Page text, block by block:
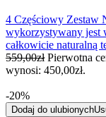
4 Częściowy Zestaw
wykorzystywany jest
całkowicie naturalną
559,00zł Pierwotna
wynosi: 450,00zł.
-20%
Dodaj do ulubionych